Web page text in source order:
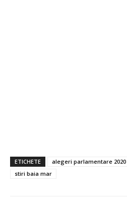
ETICHETE alegeri parlamentare 2020
stiri baia mar